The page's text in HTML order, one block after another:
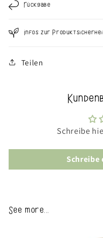
Rückgabe
Infos zur
Teilen
Schreibe
Schreibe
See more...